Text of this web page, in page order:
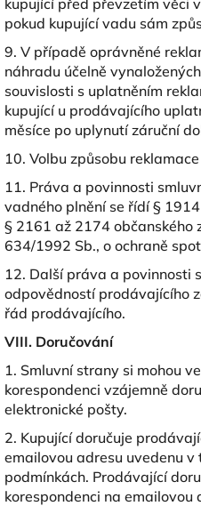
kupující před převzetím věci
pokud kupující vadu sám
9. V případě oprávněné
náhradu účelně
souvislosti s uplatněním
kupující u prodávajícího
měsíce po uplynutí záruční
10. Volbu způsobu
11. Práva a povinnosti
vadného plnění se řídí §
§ 2161 až 2174 občanského
634/1992 Sb., o ochraně
12. Další práva a povinnosti
odpovědností prodávajícího
řád prodávajícího.
VIII. Doručování
1. Smluvní strany si mohou
korespondenci vzájemně
elektronické pošty.
2. Kupující doručuje
emailovou adresu uvedenu v
podmínkách. Prodávající
korespondenci na emailovou